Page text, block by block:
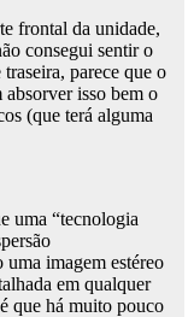
frontal da unidade,
consegui sentir o
parece que o
isso bem o
(que terá alguma
uma “tecnologia
imagem estéreo
em qualquer
que há muito pouco